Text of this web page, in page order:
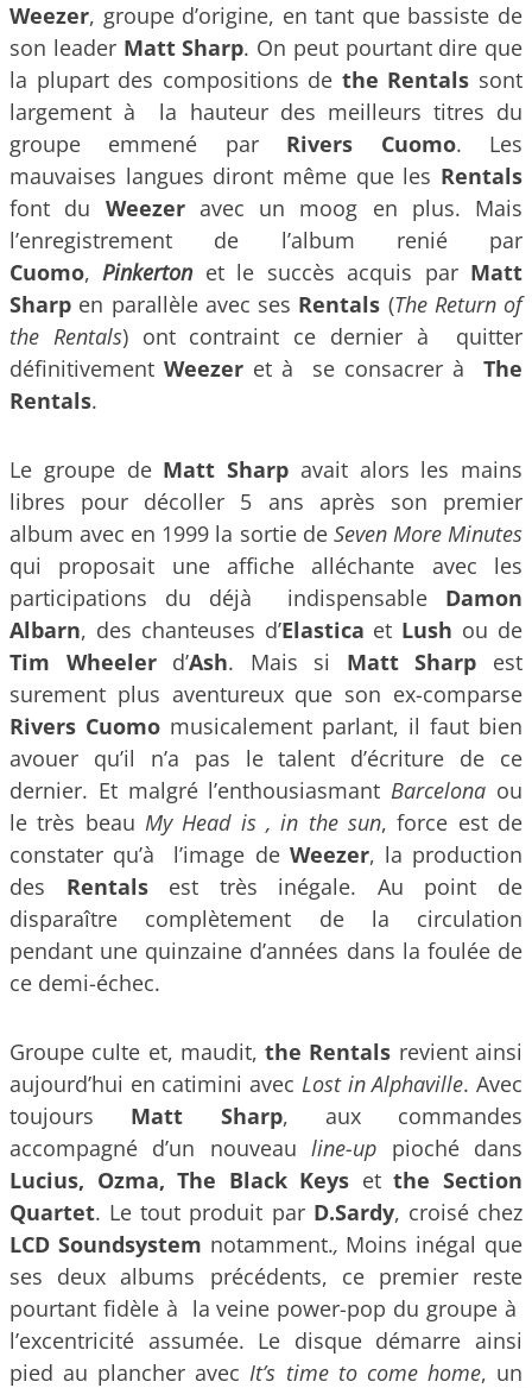
Weezer, groupe d’origine, en tant que bassiste de
son leader Matt Sharp. On peut pourtant dire que
la plupart des compositions de the Rentals sont
largement à la hauteur des meilleurs titres du
groupe emmené par Rivers Cuomo. Les
mauvaises langues diront même que les Rentals
font du Weezeravec un moog en plus. Mais
l’enregistrement de l’album renié par
Cuomo,Pinkertonet le succès acquis par Matt
Sharp en parallèle avec ses Rentals (The Return of
the Rentals) ont contraint ce dernier à quitter
définitivement Weezer et à se consacrer à The
Rentals.
Le groupe de Matt Sharp avait alors les mains
libres pour décoller 5 ans après son premier
album avec en 1999 la sortie de Seven More Minutes
qui proposait une affiche alléchante avec les
participations du déjà indispensable Damon
Albarn, des chanteuses d’Elastica et Lush ou de
Tim Wheelerd’Ash. Mais si Matt Sharp est
surement plus aventureux que son ex-comparse
Rivers Cuomo musicalement parlant, il faut bien
avouer qu’il n’a pas le talent d’écriture de ce
dernier. Et malgré l’enthousiasmantBarcelona ou
le très beau My Head is , in the sun, force est de
constater qu’à l’image de Weezer, la production
des Rentalsest très inégale. Au point de
disparaître complètement de la circulation
pendant une quinzaine d’années dans la foulée de
ce demi-échec.
Groupe culte et, maudit, the Rentals revient ainsi
aujourd’hui en catimini avec Lost in Alphaville. Avec
toujours Matt Sharp, aux commandes
accompagné d’un nouveauline-up pioché dans
Lucius, Ozma, The Black Keys etthe Section
Quartet. Le tout produit par D.Sardy, croisé chez
LCD Soundsystem notamment., Moins inégal que
ses deux albums précédents, ce premier reste
pourtant fidèle à la veine power-pop du groupe à
l’excentricité assumée. Le disque démarre ainsi
pied au plancher avec It’s time to come home, un